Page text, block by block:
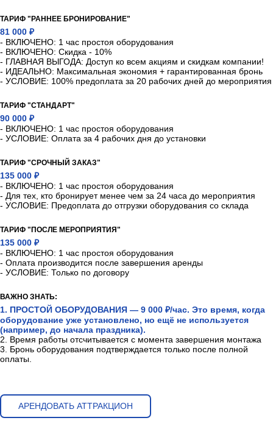
ТАРИФ "РАННЕЕ БРОНИРОВАНИЕ"
81 000 ₽
- ВКЛЮЧЕНО: 1 час простоя оборудования
- ВКЛЮЧЕНО: Скидка - 10%
- ГЛАВНАЯ ВЫГОДА: Доступ ко всем акциям и скидкам компании!
- ИДЕАЛЬНО: Максимальная экономия + гарантированная бронь
- УСЛОВИЕ: 100% предоплата за 20 рабочих дней до мероприятия
ТАРИФ "СТАНДАРТ"
90 000 ₽
- ВКЛЮЧЕНО: 1 час простоя оборудования
- УСЛОВИЕ: Оплата за 4 рабочих дня до установки
ТАРИФ "СРОЧНЫЙ ЗАКАЗ"
135 000 ₽
- ВКЛЮЧЕНО: 1 час простоя оборудования
- Для тех, кто бронирует менее чем за 24 часа до мероприятия
- УСЛОВИЕ: Предоплата до отгрузки оборудования со склада
ТАРИФ "ПОСЛЕ МЕРОПРИЯТИЯ"
135 000 ₽
- ВКЛЮЧЕНО: 1 час простоя оборудования
- Оплата производится после завершения аренды
- УСЛОВИЕ: Только по договору
ВАЖНО ЗНАТЬ:
1. ПРОСТОЙ ОБОРУДОВАНИЯ — 9 000 ₽/час. Это время, когда
оборудование уже установлено, но ещё не используется
(например, до начала праздника).
2. Время работы отсчитывается с момента завершения монтажа
3. Бронь оборудования подтверждается только после полной
оплаты.
АРЕНДОВАТЬ АТТРАКЦИОН